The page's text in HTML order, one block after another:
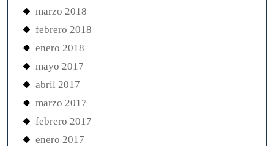
marzo 2018
febrero 2018
enero 2018
mayo 2017
abril 2017
marzo 2017
febrero 2017
enero 2017